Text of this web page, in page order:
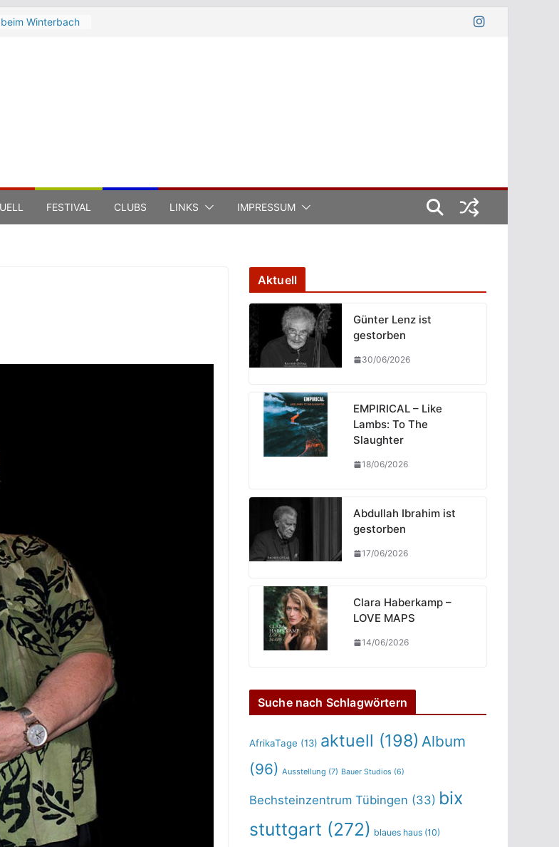
Winterbach
Roma 2026
FESTIVAL CLUBS LINKS IMPRESSUM
Aktuell
Günter Lenz ist
gestorben
30/06/2026
EMPIRICAL – Like
Lambs: To The
Slaughter
18/06/2026
Abdullah Ibrahim ist
gestorben
17/06/2026
Clara Haberkamp –
LOVE MAPS
14/06/2026
Suche nach Schlagwörtern
AfrikaTage (13) aktuell (198) Album
(96) Ausstellung (7) Bauer Studios (6)
Bechsteinzentrum Tübingen (33) bix
stuttgart (272) blaues haus (10)